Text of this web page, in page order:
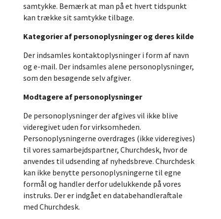
samtykke. Bemærk at man på et hvert tidspunkt
kan trække sit samtykke tilbage.
Kategorier af personoplysninger og deres kilde
Der indsamles kontaktoplysninger i form af navn
og e-mail. Der indsamles alene personoplysninger,
som den besøgende selv afgiver.
Modtagere af personoplysninger
De personoplysninger der afgives vil ikke blive
videregivet uden for virksomheden.
Personoplysningerne overdrages (ikke videregives)
til vores samarbejdspartner, Churchdesk, hvor de
anvendes til udsending af nyhedsbreve. Churchdesk
kan ikke benytte personoplysningerne til egne
formål og handler derfor udelukkende på vores
instruks. Der er indgået en databehandleraftale
med Churchdesk.